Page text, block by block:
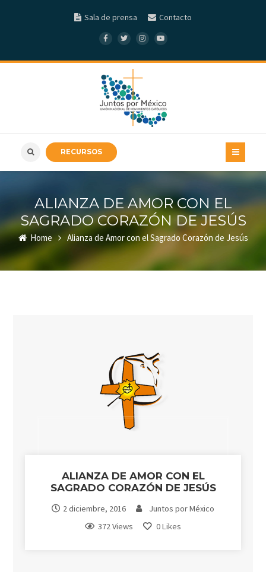
Sala de prensa Contacto
RECURSOS
ALIANZA DE AMOR CON EL
SAGRADO CORAZÓN DE JESÚS
Home Alianza de Amor con el Sagrado Corazón de Jesús
ALIANZA DE AMOR CON EL
SAGRADO CORAZÓN DE JESÚS
2 diciembre, 2016
Juntos por México
372 Views
0Likes